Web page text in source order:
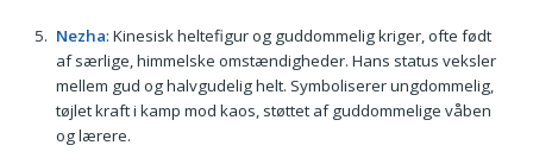
Nezha: Kinesisk heltefigur og guddommelig kriger, ofte født
af særlige, himmelske omstændigheder. Hans status veksler
mellem gud og halvgudelig helt. Symboliserer ungdommelig,
tøjlet kraft i kamp mod kaos, støttet af guddommelige våben
og lærere.